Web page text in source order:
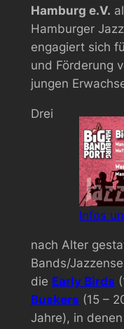
Hamburg e.V.
Hamburger
engagiert sich
und Förderung
jungen
Infos
Drei
nach Alter
Bands/
die Early Birds
Buskers (15 –
Jahre), in